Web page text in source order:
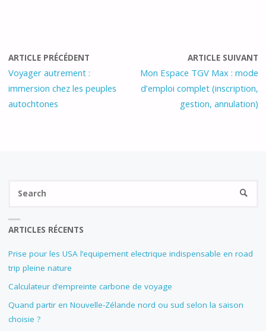
ARTICLE PRÉCÉDENT
Voyager autrement :
immersion chez les peuples
autochtones
ARTICLE SUIVANT
Mon Espace TGV Max : mode
d’emploi complet (inscription,
gestion, annulation)
ARTICLES RÉCENTS
Prise pour les USA l’equipement electrique indispensable en road
trip pleine nature
Calculateur d’empreinte carbone de voyage
Quand partir en Nouvelle-Zélande nord ou sud selon la saison
choisie ?